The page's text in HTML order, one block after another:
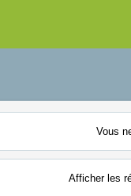
Vous
Afficher les